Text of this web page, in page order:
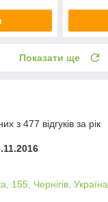
Показати ще
з 477 відгуків за рік
155, Чернігів, Україна